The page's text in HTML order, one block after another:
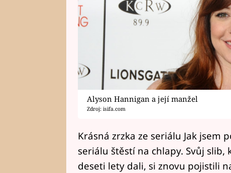
Alyson Hannigan a její manžel
Zdroj: isifa.com
Krásná zrzka ze seriálu Jak jsem
seriálu štěstí na chlapy. Svůj
deseti lety dali, si znovu pojistili